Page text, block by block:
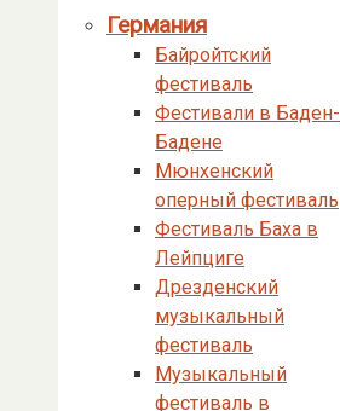
Германия
Байройтский
фестиваль
Фестивали в Баден-
Бадене
Мюнхенский
оперный фестиваль
Фестиваль Баха в
Лейпциге
Дрезденский
музыкальный
фестиваль
Музыкальный
фестиваль в